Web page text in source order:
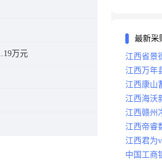
万元
最新采
江西省景
江西万年
江西康山
江西海沃
江西赣州
江西帝睿
江西君为
中国工商